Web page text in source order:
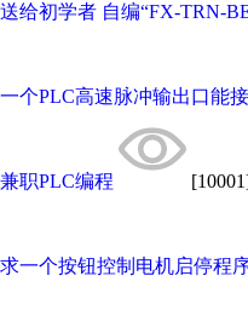
送给初学者 自编“FX-TRN-
一个PLC高速脉冲输出口能
兼职PLC编程
求一个按钮控制电机启停程